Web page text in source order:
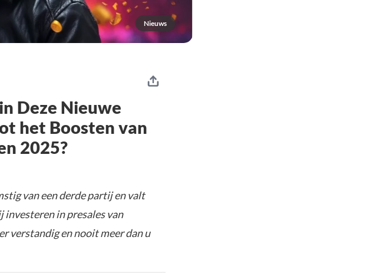
Nieuws
Deze Nieuwe
het Boosten van
2025?
van een derde partij en valt
in presales van
verstandig en nooit meer dan u